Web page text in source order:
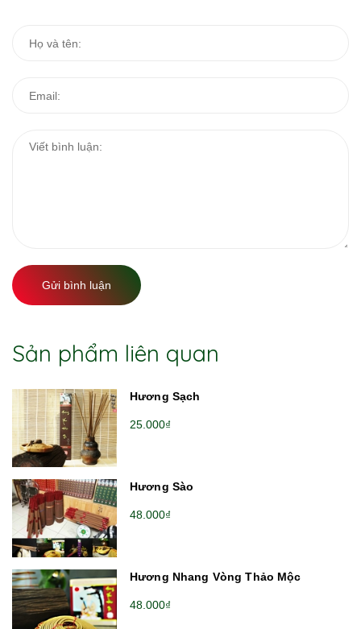
Gửi bình luận
Sản phẩm liên quan
Hương Sạch
25.000₫
Hương Sào
48.000₫
Hương Nhang Vòng Thảo Mộc
48.000₫